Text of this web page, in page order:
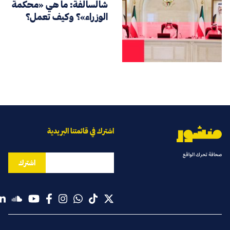
شالسالفة: ما هي «محكمة
الوزراء»؟ وكيف تعمل؟
صحافة تحرك الواقع
اشترك في قائمتنا البريدية
اشترك